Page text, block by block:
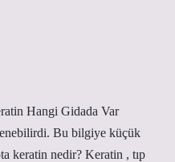
Hangi Gidada Var
Bu bilgiye küçük
keratin nedir? Keratin , tıp